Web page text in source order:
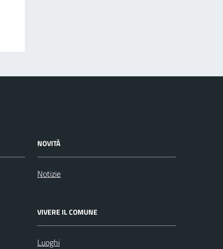
NOVITÀ
Notizie
VIVERE IL COMUNE
Luoghi